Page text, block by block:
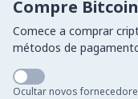
Compre
Comece a comprar
métodos de
Ocultar novos